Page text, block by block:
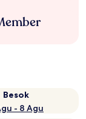
Besok
- 8 Agu